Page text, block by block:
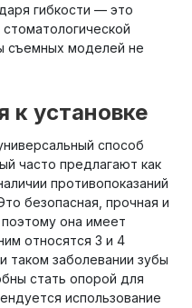
гибкости — это
съемных моделей не
к установке
способ
часто предлагают как
противопоказаний
безопасная, прочная и
она имеет
относятся 3 и 4
таком заболевании зубы
стать опорой для
использование